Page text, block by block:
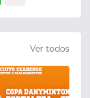
Ver todos